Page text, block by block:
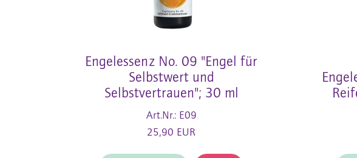
Engelessenz No. 09 "Engel für
Selbstwert und
Selbstvertrauen"; 30 ml
Art.Nr.: E09
25,90 EUR